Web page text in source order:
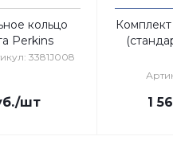
кольцо
Perkins
3381J008
/шт 1